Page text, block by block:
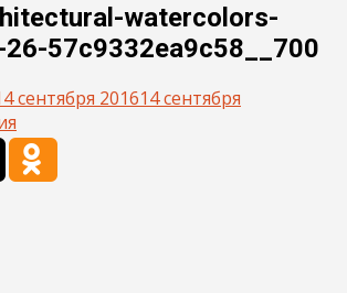
watercolors-
57c9332ea9c58__700
сентября 201614 сентября